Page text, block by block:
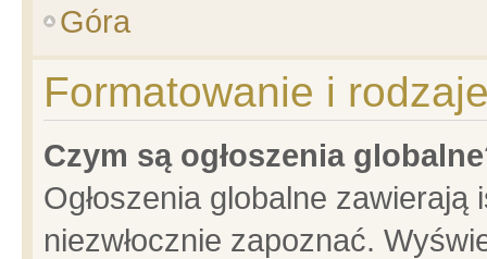
Góra
Formatowanie i
Czym są ogłoszenia
Ogłoszenia globalne
niezwłocznie zapoznać.